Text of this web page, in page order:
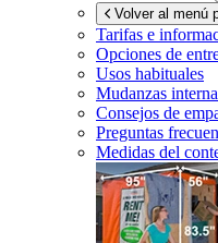
Volver al menú
Tarifas e
Opciones de
Usos habituales
Mudanzas
Consejos de
Preguntas
Medidas del